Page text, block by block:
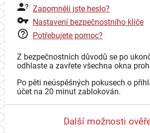
Zapomněli jste heslo?
Nastavení bezpečnostního klíče
Potřebujete pomoc?
Z bezpečnostních důvodů se po
odhlaste a zavřete všechna okna
Po pěti neúspěšných pokusech o
účet na 20 minut zablokován.
Další možnosti